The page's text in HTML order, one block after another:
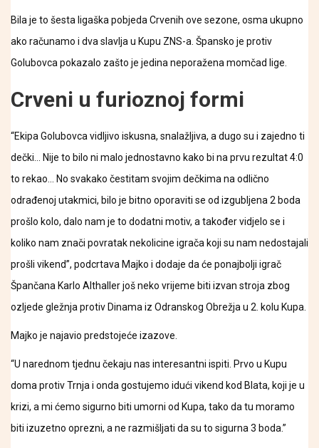
Bila je to šesta ligaška pobjeda Crvenih ove sezone, osma ukupno
ako računamo i dva slavlja u Kupu ZNS-a. Špansko je protiv
Golubovca pokazalo zašto je jedina neporažena momčad lige.
Crveni u furioznoj formi
“Ekipa Golubovca vidljivo iskusna, snalažljiva, a dugo su i zajedno ti
dečki… Nije to bilo ni malo jednostavno kako bi na prvu rezultat 4:0
to rekao… No svakako čestitam svojim dečkima na odlično
odrađenoj utakmici, bilo je bitno oporaviti se od izgubljena 2 boda
prošlo kolo, dalo nam je to dodatni motiv, a također vidjelo se i
koliko nam znači povratak nekolicine igrača koji su nam nedostajali
prošli vikend”, podcrtava Majko i dodaje da će ponajbolji igrač
Špančana Karlo Althaller još neko vrijeme biti izvan stroja zbog
ozljede gležnja protiv Dinama iz Odranskog Obrežja u 2. kolu Kupa.
Majko je najavio predstojeće izazove.
“U narednom tjednu čekaju nas interesantni ispiti. Prvo u Kupu
doma protiv Trnja i onda gostujemo idući vikend kod Blata, koji je u
krizi, a mi ćemo sigurno biti umorni od Kupa, tako da tu moramo
biti izuzetno oprezni, a ne razmišljati da su to sigurna 3 boda.”